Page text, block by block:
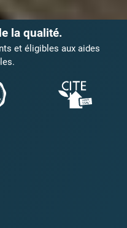
la qualité.
et éligibles aux aides